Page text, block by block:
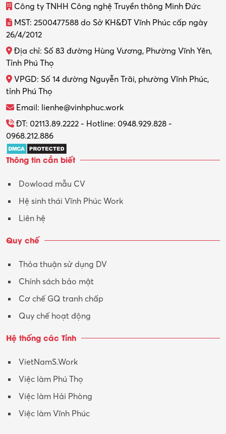
Công ty TNHH Công nghệ Truyền thông Minh Đức
MST: 2500477588 do Sở KH&ĐT Vĩnh Phúc cấp ngày
26/4/2012
Địa chỉ: Số 83 đường Hùng Vương, Phường Vĩnh Yên,
Tỉnh Phú Thọ
VPGD: Số 14 đường Nguyễn Trãi, phường Vĩnh Phúc,
tỉnh Phú Thọ
Email: lienhe@vinhphuc.work
ĐT: 02113.89.2222 - Hotline: 0948.929.828 -
0968.212.886
Thông tin cần biết
Dowload mẫu CV
Hệ sinh thái Vĩnh Phúc Work
Liên hệ
Quy chế
Thỏa thuận sử dụng DV
Chính sách bảo mật
Cơ chế GQ tranh chấp
Quy chế hoạt động
Hệ thống các Tỉnh
VietNamS.Work
Việc làm Phú Thọ
Việc làm Hải Phòng
Việc làm Vĩnh Phúc